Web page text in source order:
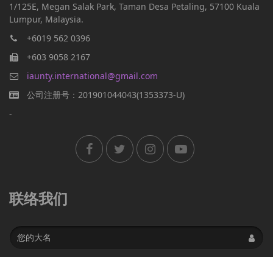
1/125E, Megan Salak Park, Taman Desa Petaling, 57100 Kuala
Lumpur, Malaysia.
+6019 562 0396
+603 9058 2167
iaunty.international@gmail.com
公司注册号：201901044043(1353373-U)
-
联络我们
Name